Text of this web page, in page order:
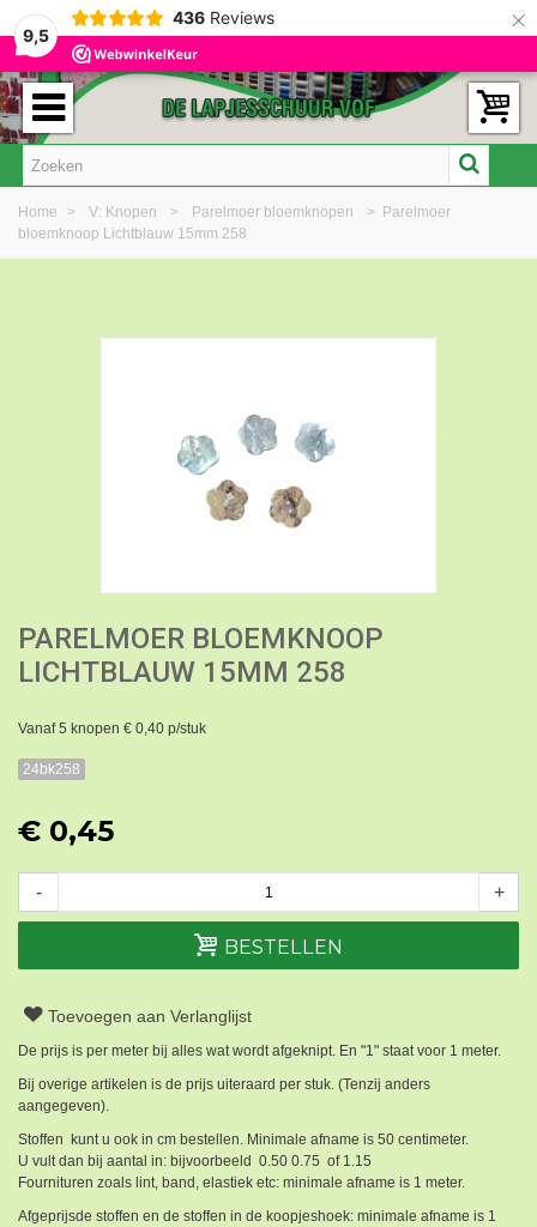
9,5
436 Reviews ×
Home > V: Knopen > Parelmoer bloemknopen > Parelmoer
bloemknoop Lichtblauw 15mm 258
PARELMOER BLOEMKNOOP
LICHTBLAUW 15MM 258
Vanaf 5 knopen € 0,40 p/stuk
24bk258
€ 0,45
- +
BESTELLEN
Toevoegen aan Verlanglijst
De prijs is per meter bij alles wat wordt afgeknipt. En "1" staat voor 1 meter.
Bij overige artikelen is de prijs uiteraard per stuk. (Tenzij anders
aangegeven).
Stoffen kunt u ook in cm bestellen. Minimale afname is 50 centimeter.
U vult dan bij aantal in: bijvoorbeeld 0.50 0.75 of 1.15
Fournituren zoals lint, band, elastiek etc: minimale afname is 1 meter.
Afgeprijsde stoffen en de stoffen in de koopjeshoek: minimale afname is 1